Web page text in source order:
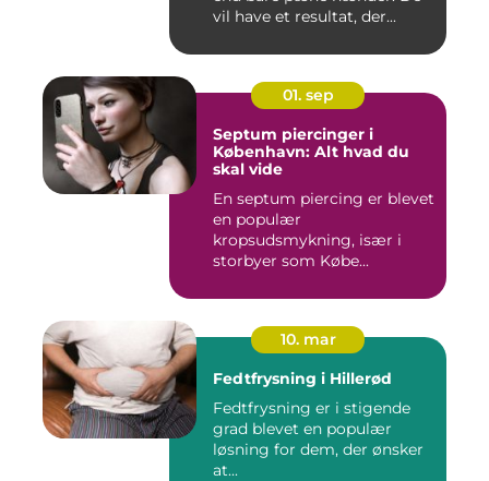
vil have et resultat, der...
01. sep
Septum piercinger i
København: Alt hvad du
skal vide
En septum piercing er blevet
en populær
kropsudsmykning, især i
storbyer som Købe...
10. mar
Fedtfrysning i Hillerød
Fedtfrysning er i stigende
grad blevet en populær
løsning for dem, der ønsker
at...